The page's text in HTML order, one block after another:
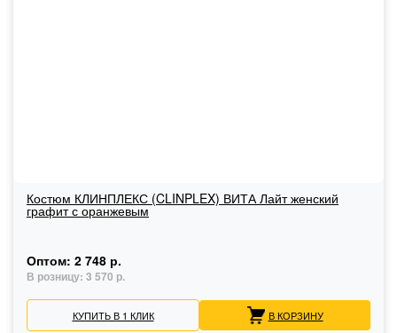
Костюм КЛИНПЛЕКС (CLINPLEX) ВИТА Лайт женский
графит с оранжевым
Оптом: 2 748 р.
В розницу: 3 570 р.
КУПИТЬ В 1 КЛИК В КОРЗИНУ